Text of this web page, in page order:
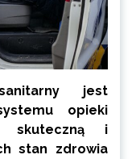
jest
opieki
skuteczną i
stan zdrowia